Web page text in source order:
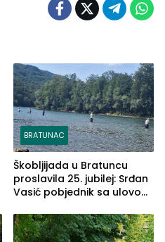
BRATUNAC
Škobljijada u Bratuncu
proslavila 25. jubilej: Srđan
Vasić pobjednik sa ulovom